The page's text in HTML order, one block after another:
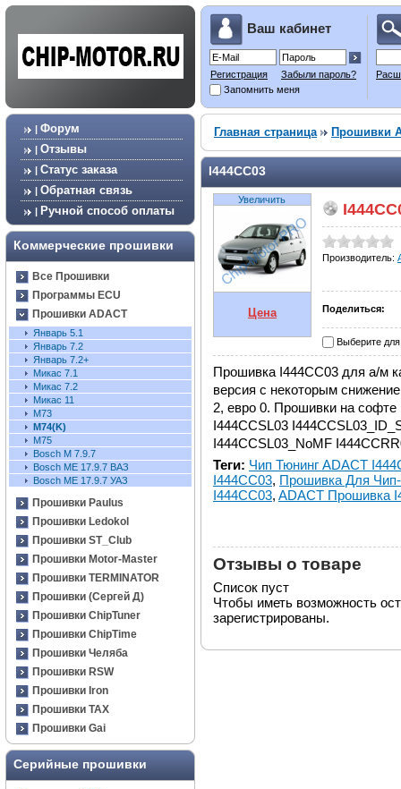
Ваш кабинет
Регистрация
Забыли пароль?
Запомнить меня
| Форум
| Отзывы
| Статус заказа
| Обратная связь
| Ручной способ оплаты
Коммерческие прошивки
Все Прошивки
Программы ECU
Прошивки ADACT
Январь 5.1
Январь 7.2
Январь 7.2+
Микас 7.1
Микас 7.2
Микас 11
М73
М74(K)
М75
Bosch M 7.9.7
Bosch ME 17.9.7 ВАЗ
Bosch ME 17.9.7 УАЗ
Прошивки Paulus
Прошивки Ledokol
Прошивки ST_Club
Прошивки Motor-Master
Прошивки TERMINATOR
Прошивки (Сергей Д)
Прошивки ChipTuner
Прошивки ChipTime
Прошивки Челяба
Прошивки RSW
Прошивки Iron
Прошивки TAX
Прошивки Gai
Серийные прошивки
Главная страница Прошивки
I444CC03
Увеличить
Цена
Производитель:
Поделиться:
Выберите
Прошивка I444CC03 для а/м
версия с некоторым
2, евро 0. Прошивки на
I444CCSL03
I444CCSL03_NoMF
Теги: Чип Тюнинг ADACT
I444CC03, Прошивка Для
I444CC03, ADACT Прошивка
Отзывы о товаре
Список пуст
Чтобы иметь возможность
зарегистрированы.